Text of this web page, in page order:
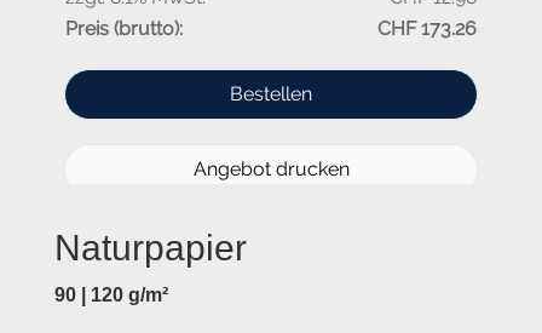
Naturpapier
90 | 120 g/m²